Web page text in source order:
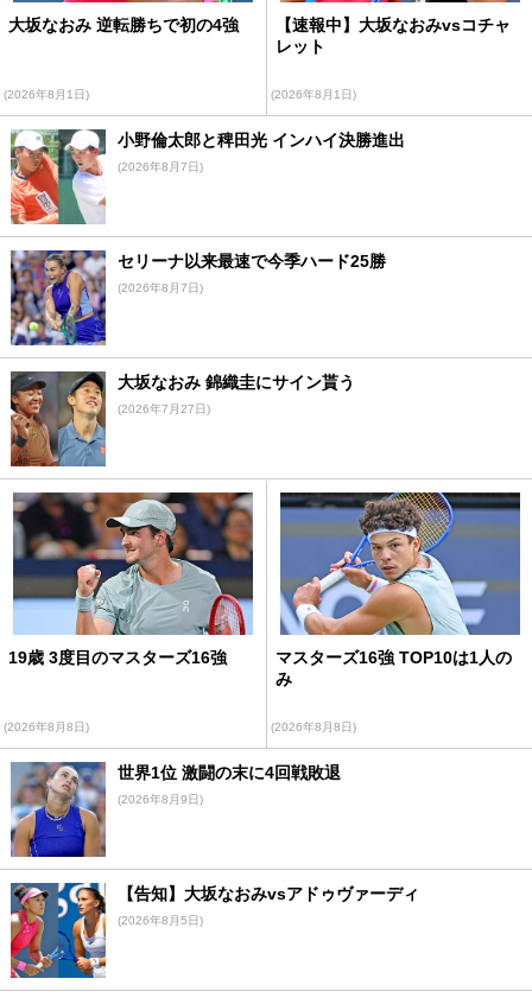
大坂なおみ 逆転勝ちで初の4強
(2026年8月1日)
【速報中】大坂なおみvsコチャ
レット
(2026年8月1日)
小野倫太郎と稗田光 インハイ決勝進出
(2026年8月7日)
セリーナ以来最速で今季ハード25勝
(2026年8月7日)
大坂なおみ 錦織圭にサイン貰う
(2026年7月27日)
19歳 3度目のマスターズ16強
(2026年8月8日)
マスターズ16強 TOP10は1人の
み
(2026年8月8日)
世界1位 激闘の末に4回戦敗退
(2026年8月9日)
【告知】大坂なおみvsアドゥヴァーディ
(2026年8月5日)